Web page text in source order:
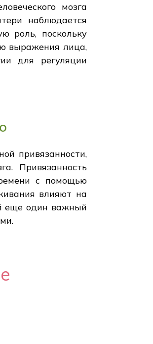
мозга
наблюдается
роль, поскольку
выражения лица,
для регуляции
привязанности,
Привязанность
с помощью
влияют на
еще один важный